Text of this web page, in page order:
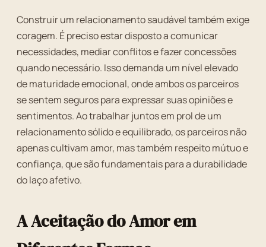
Construir um relacionamento saudável também exige
coragem. É preciso estar disposto a comunicar
necessidades, mediar conflitos e fazer concessões
quando necessário. Isso demanda um nível elevado
de maturidade emocional, onde ambos os parceiros
se sentem seguros para expressar suas opiniões e
sentimentos. Ao trabalhar juntos em prol de um
relacionamento sólido e equilibrado, os parceiros não
apenas cultivam amor, mas também respeito mútuo e
confiança, que são fundamentais para a durabilidade
do laço afetivo.
A Aceitação do Amor em